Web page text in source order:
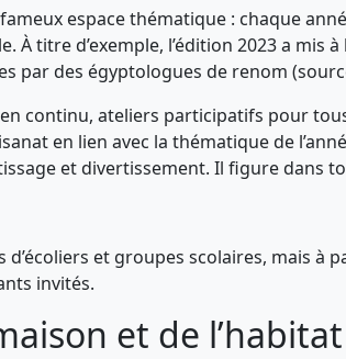
espace thématique : chaque
titre d’exemple, l’édition 2023 a mis à
des égyptologues de renom
continu, ateliers participatifs pour
en lien avec la thématique de
et divertissement. Il figure dans
et groupes scolaires, mais à
invités.
et de l’habitat